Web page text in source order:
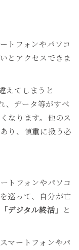
トフォンやパソコ
とアクセスできま
えてしまうと
、データ等がすべ
なります。他のス
り、慎重に扱う必
トフォンやパソコ
巡って、自分が亡
「デジタル終活」 と
マートフォンやパ